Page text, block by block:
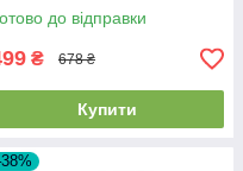
до відправки
₴ 678 ₴
Купити